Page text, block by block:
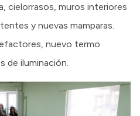
cielorrasos, muros interiores
y nuevas mamparas.
nuevo termo
de iluminación.